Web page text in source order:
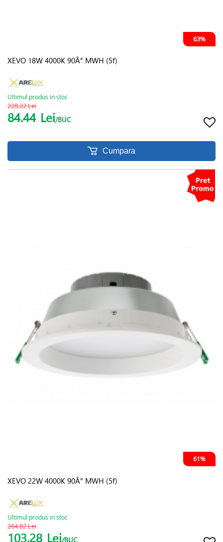
63%
XEVO 18W 4000K 90Â° MWH (5f)
Ultimul produs in stoc
228.22 Lei
84.44 Lei/BUC
Cumpara
61%
XEVO 22W 4000K 90Â° MWH (5f)
Ultimul produs in stoc
264.82 Lei
103.28 Lei/BUC